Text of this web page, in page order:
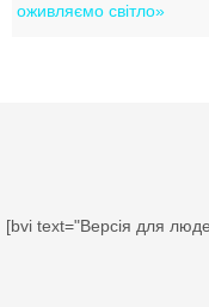
оживляємо світло»
[bvi text="Версія для